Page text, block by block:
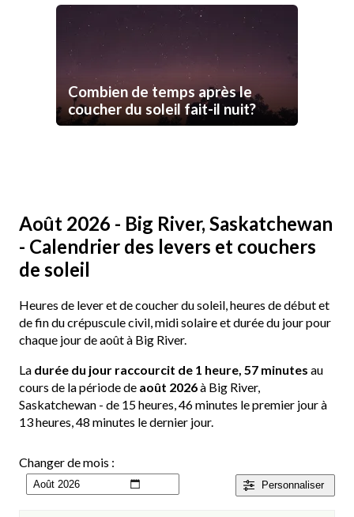
Combien de temps après le
coucher du soleil fait-il nuit?
Août 2026 - Big River, Saskatchewan
- Calendrier des levers et couchers
de soleil
Heures de lever et de coucher du soleil, heures de début et
de fin du crépuscule civil, midi solaire et durée du jour pour
chaque jour de août à Big River.
La durée du jour raccourcit de 1 heure, 57 minutes au
cours de la période de août 2026à Big River,
Saskatchewan - de 15 heures, 46 minutes le premier jour à
13 heures, 48 minutes le dernier jour.
Personnaliser
Changer de mois :